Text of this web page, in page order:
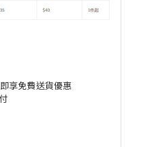
享免費送貨優惠